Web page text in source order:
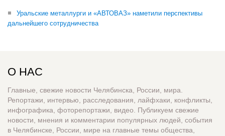
Уральские металлурги и «АВТОВАЗ» наметили перспективы
дальнейшего сотрудничества
О НАС
Главные, свежие новости Челябинска, России, мира.
Репортажи, интервью, расследования, лайфхаки, конфликты,
инфографика, фоторепортажи, видео. Публикуем свежие
новости, мнения и комментарии популярных людей, события
в Челябинске, России, мире на главные темы общества,